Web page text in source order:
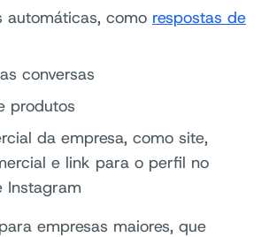
automáticas, como respostas de
conversas
produtos
da empresa, como site,
e link para o perfil no
Instagram
empresas maiores, que